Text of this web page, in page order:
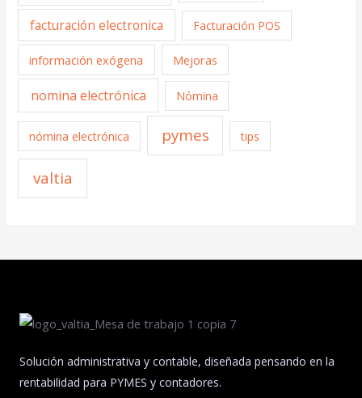
facturación electronica Facturación POS
información exógena Mejoras
nomina electrónica Nómina
nómina electrónica pymes tips
valtia
Solución administrativa y contable, diseñada pensando en la
rentabilidad para PYMES y contadores.